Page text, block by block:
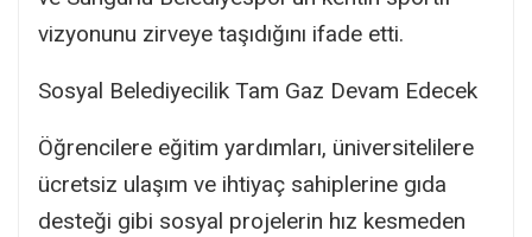
vizyonunu zirveye taşıdığını ifade etti.
Sosyal Belediyecilik Tam Gaz Devam Edecek
Öğrencilere eğitim yardımları, üniversitelilere
ücretsiz ulaşım ve ihtiyaç sahiplerine gıda
desteği gibi sosyal projelerin hız kesmeden